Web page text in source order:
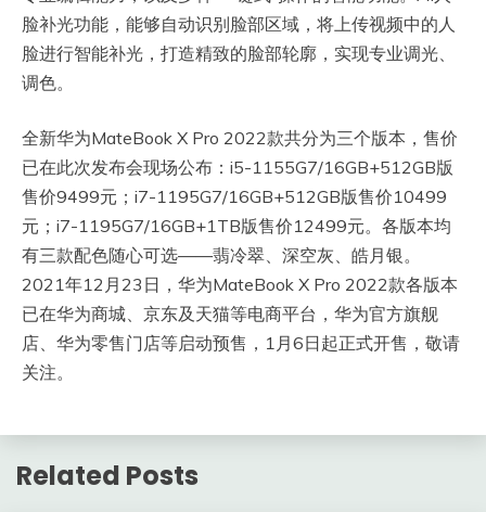
脸补光功能，能够自动识别脸部区域，将上传视频中的人
脸进行智能补光，打造精致的脸部轮廓，实现专业调光、
调色。
全新华为MateBook X Pro 2022款共分为三个版本，售价
已在此次发布会现场公布：i5-1155G7/16GB+512GB版
售价9499元；i7-1195G7/16GB+512GB版售价10499
元；i7-1195G7/16GB+1TB版售价12499元。各版本均
有三款配色随心可选——翡冷翠、深空灰、皓月银。
2021年12月23日，华为MateBook X Pro 2022款各版本
已在华为商城、京东及天猫等电商平台，华为官方旗舰
店、华为零售门店等启动预售，1月6日起正式开售，敬请
关注。
Related Posts